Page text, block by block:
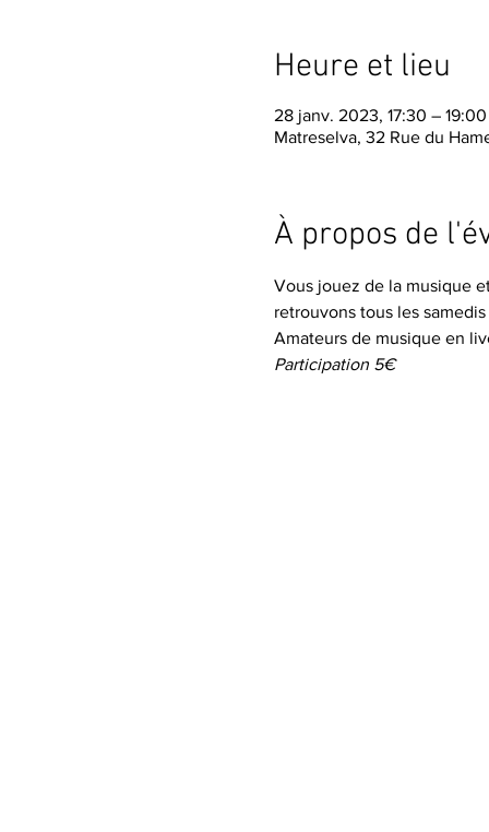
Heure et lieu
28 janv. 2023, 17:30 – 19:00
Matreselva, 32 Rue du
À propos de
Vous jouez de la musique
retrouvons tous les
Amateurs de musique en
Participation 5€